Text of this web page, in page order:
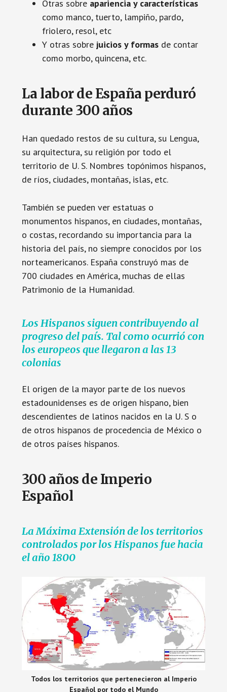
Otras sobre apariencia y características
como manco, tuerto, lampiño, pardo,
friolero, resol, etc
Y otras sobre juicios y formasde contar
como morbo, quincena, etc.
La labor de España perduró
durante 300 años
Han quedado restos de su cultura, su Lengua,
su arquitectura, su religión por todo el
territorio de U. S. Nombres topónimos hispanos,
de ríos, ciudades, montañas, islas, etc.
También se pueden ver estatuas o
monumentos hispanos, en ciudades, montañas,
o costas, recordando su importancia para la
historia del país, no siempre conocidos por los
norteamericanos. España construyó mas de
700 ciudades en América, muchas de ellas
Patrimonio de la Humanidad.
Los Hispanos siguen contribuyendo al
progreso del país. Tal como ocurrió con
los europeos que llegaron a las 13
colonias
El origen de la mayor parte de los nuevos
estadounidenses es de origen hispano, bien
descendientes de latinos nacidos en la U. S o
de otros hispanos de procedencia de México o
de otros países hispanos.
300 años de Imperio
Español
La Máxima Extensión de los territorios
controlados por los Hispanos fue hacia
el año 1800
Todos los territorios que pertenecieron al Imperio
Español por todo el Mundo